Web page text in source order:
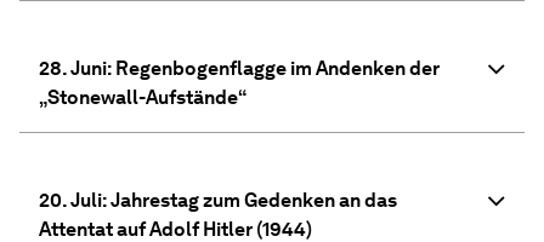
28. Juni: Regenbogenflagge im Andenken der
„Stonewall-Aufstände“
20. Juli: Jahrestag zum Gedenken an das
Attentat auf Adolf Hitler (1944)